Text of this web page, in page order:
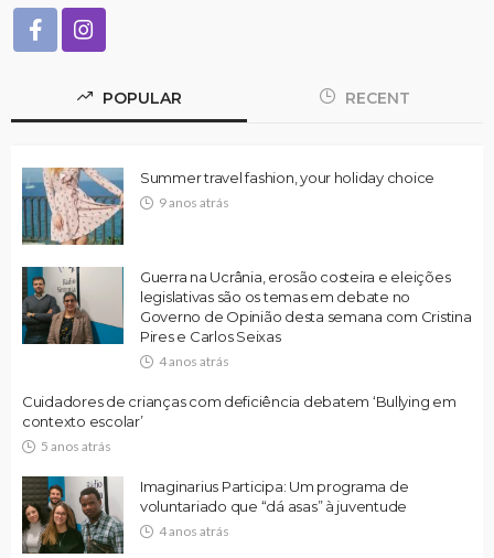
POPULAR RECENT
Summer travel fashion, your holiday choice
9 anos atrás
Guerra na Ucrânia, erosão costeira e eleições
legislativas são os temas em debate no
Governo de Opinião desta semana com Cristina
Pires e Carlos Seixas
4 anos atrás
Cuidadores de crianças com deficiência debatem ‘Bullying em
contexto escolar’
5 anos atrás
Imaginarius Participa: Um programa de
voluntariado que “dá asas” à juventude
4 anos atrás